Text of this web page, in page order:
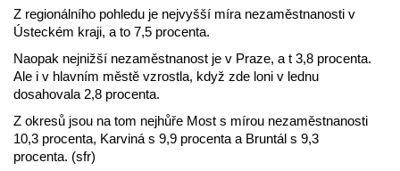
Z regionálního pohledu je nejvyšší míra nezaměstnanosti v
Ústeckém kraji, a to 7,5 procenta.
Naopak nejnižší nezaměstnanost je v Praze, a t 3,8 procenta.
Ale i v hlavním městě vzrostla, když zde loni v lednu
dosahovala 2,8 procenta.
Z okresů jsou na tom nejhůře Most s mírou nezaměstnanosti
10,3 procenta, Karviná s 9,9 procenta a Bruntál s 9,3
procenta. (sfr)